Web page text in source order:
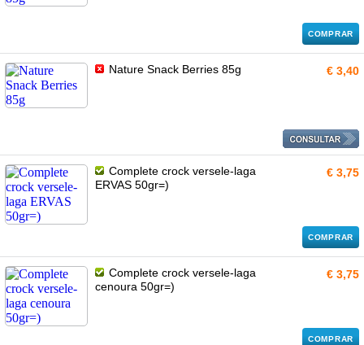
COMPRAR
Nature Snack Berries 85g € 3,40
Complete crock versele-laga
ERVAS 50gr=)
€ 3,75
COMPRAR
Complete crock versele-laga
cenoura 50gr=)
€ 3,75
COMPRAR